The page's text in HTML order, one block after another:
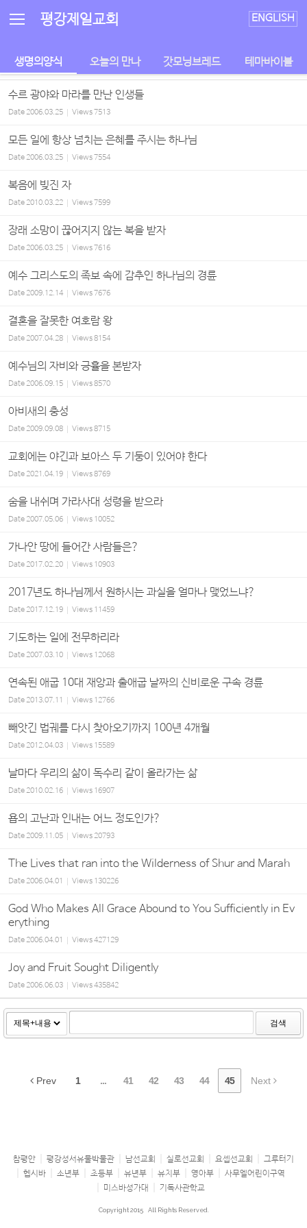
평강제일교회 ENGLISH
생명의양식 오늘의 만나 갓모닝브레드 테마바이블
수르 광야와 마라를 만난 인생들
Date2006.03.25 Views7513
모든 일에 항상 넘치는 은혜를 주시는 하나님
Date2006.03.25 Views7554
복음에 빚진 자
Date2010.03.22 Views7599
장래 소망이 끊어지지 않는 복을 받자
Date2006.03.25 Views7616
예수 그리스도의 족보 속에 감추인 하나님의 경륜
Date2009.12.14 Views7676
결혼을 잘못한 여호람 왕
Date2007.04.28 Views8154
예수님의 자비와 긍휼을 본받자
Date2006.09.15 Views8570
아비새의 충성
Date2009.09.08 Views8715
교회에는 야긴과 보아스 두 기둥이 있어야 한다
Date2021.04.19 Views8769
숨을 내쉬며 가라사대 성령을 받으라
Date2007.05.06 Views 10052
가나안 땅에 들어간 사람들은?
Date2017.02.20 Views 10903
2017년도 하나님께서 원하시는 과실을 얼마나 맺었느냐?
Date2017.12.19 Views 11459
기도하는 일에 전무하리라
Date2007.03.10 Views 12068
연속된 애굽 10대 재앙과 출애굽 날짜의 신비로운 구속 경륜
Date2013.07.11 Views 12766
빼앗긴 법궤를 다시 찾아오기까지 100년 4개월
Date2012.04.03 Views 15589
날마다 우리의 삶이 독수리 같이 올라가는 삶
Date2010.02.16 Views 16907
욥의 고난과 인내는 어느 정도인가?
Date2009.11.05 Views20793
The Lives that ran into the Wilderness of Shur and Marah
Date2006.04.01 Views 130226
God Who Makes All Grace Abound to You Sufficiently in Ev
erything
Date2006.04.01 Views427129
Joy and Fruit Sought Diligently
Date2006.06.03 Views435842
검색
Prev 1 ... 41 42 43 44 45 Next
참평안 평강성서유물박물관 남선교회 실로선교회 요셉선교회
그루터기
헵시바
소년부 초등부 유년부 유치부 영아부
사무엘어린이구역
미스바성가대
기독사관학교
Copyright 2015 All Rights Reserved.